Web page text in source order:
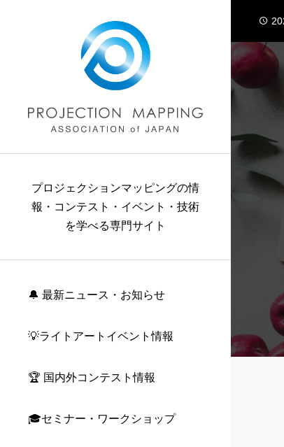
プロジェクションマッピングの情
報・コンテスト・イベント・技術
を学べる専門サイト
🔔 最新ニュース・お知らせ
💡ライトアートイベント情報
🏆 国内外コンテスト情報
🎓セミナー・ワークショップ